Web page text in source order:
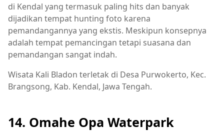
di Kendal yang termasuk paling hits dan banyak
dijadikan tempat hunting foto karena
pemandangannya yang ekstis. Meskipun konsepnya
adalah tempat pemancingan tetapi suasana dan
pemandangan sangat indah.
Wisata Kali Bladon terletak di Desa Purwokerto, Kec.
Brangsong, Kab. Kendal, Jawa Tengah.
14. Omahe Opa Waterpark